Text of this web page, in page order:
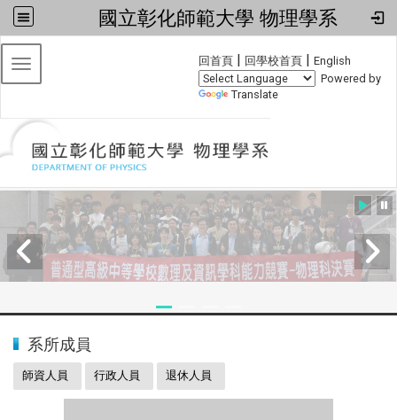
國立彰化師範大學 物理學系
回首頁 | 回學校首頁 | English
Powered by
Translate
Toggle navigation
系所成員
師資人員 行政人員 退休人員